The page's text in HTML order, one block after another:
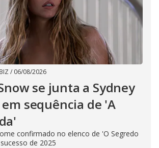
/ 06/08/2026
se junta a Sydney
sequência de ​'A
confirmado no elenco de 'O Segredo
de 2025